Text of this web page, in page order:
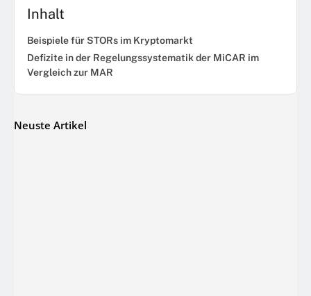
Inhalt
Beispiele für STORs im Kryptomarkt
Defizite in der Regelungssystematik der MiCAR im
Vergleich zur MAR
Neuste Artikel